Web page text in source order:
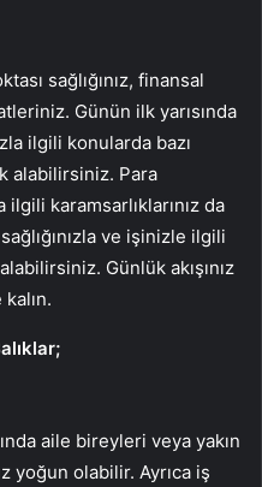
sağlığınız, finansal
Günün ilk yarısında
ilgili konularda bazı
alabilirsiniz. Para
karamsarlıklarınız da
ve işinizle ilgili
Günlük akışınız
aile bireyleri veya yakın
yoğun olabilir. Ayrıca iş